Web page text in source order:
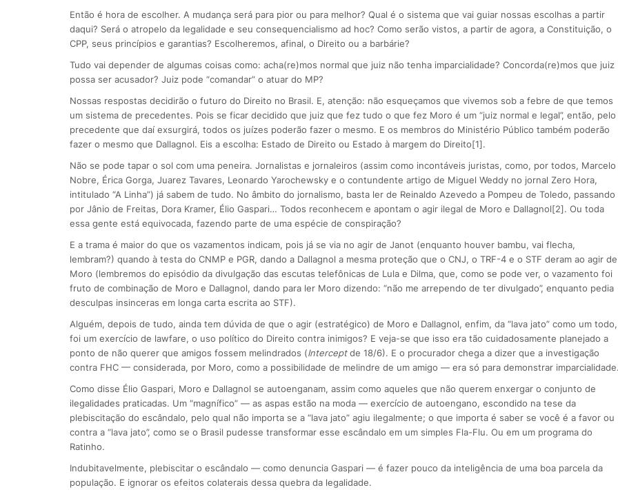
Então é hora de escolher. A mudança será para pior ou para melhor? Qual é o sistema que vai guiar nossas escolhas a partir
daqui? Será o atropelo da legalidade e seu consequencialismo ad hoc? Como serão vistos, a partir de agora, a Constituição, o
CPP, seus princípios e garantias? Escolheremos, afinal, o Direito ou a barbárie?
Tudo vai depender de algumas coisas como: acha(re)mos normal que juiz não tenha imparcialidade? Concorda(re)mos que juiz
possa ser acusador? Juiz pode “comandar” o atuar do MP?
Nossas respostas decidirão o futuro do Direito no Brasil. E, atenção: não esqueçamos que vivemos sob a febre de que temos
um sistema de precedentes. Pois se ficar decidido que juiz que fez tudo o que fez Moro é um “juiz normal e legal”, então, pelo
precedente que daí exsurgirá, todos os juízes poderão fazer o mesmo. E os membros do Ministério Público também poderão
fazer o mesmo que Dallagnol. Eis a escolha: Estado de Direito ou Estado à margem do Direito[1].
Não se pode tapar o sol com uma peneira. Jornalistas e jornaleiros (assim como incontáveis juristas, como, por todos, Marcelo
Nobre, Érica Gorga, Juarez Tavares, Leonardo Yarochewsky e o contundente artigo de Miguel Weddy no jornal Zero Hora,
intitulado “A Linha”) já sabem de tudo. No âmbito do jornalismo, basta ler de Reinaldo Azevedo a Pompeu de Toledo, passando
por Jânio de Freitas, Dora Kramer, Élio Gaspari… Todos reconhecem e apontam o agir ilegal de Moro e Dallagnol[2]. Ou toda
essa gente está equivocada, fazendo parte de uma espécie de conspiração?
E a trama é maior do que os vazamentos indicam, pois já se via no agir de Janot (enquanto houver bambu, vai flecha,
lembram?) quando à testa do CNMP e PGR, dando a Dallagnol a mesma proteção que o CNJ, o TRF-4 e o STF deram ao agir de
Moro (lembremos do episódio da divulgação das escutas telefônicas de Lula e Dilma, que, como se pode ver, o vazamento foi
fruto de combinação de Moro e Dallagnol, dando para ler Moro dizendo: “não me arrependo de ter divulgado”, enquanto pedia
desculpas insinceras em longa carta escrita ao STF).
Alguém, depois de tudo, ainda tem dúvida de que o agir (estratégico) de Moro e Dallagnol, enfim, da “lava jato” como um todo,
foi um exercício de lawfare, o uso político do Direito contra inimigos? E veja-se que isso era tão cuidadosamente planejado a
ponto de não querer que amigos fossem melindrados (Interceptde 18/6). E o procurador chega a dizer que a investigação
contra FHC — considerada, por Moro, como a possibilidade de melindre de um amigo — era só para demonstrar imparcialidade.
Como disse Élio Gaspari, Moro e Dallagnol se autoenganam, assim como aqueles que não querem enxergar o conjunto de
ilegalidades praticadas. Um “magnífico” — as aspas estão na moda — exercício de autoengano, escondido na tese da
plebiscitação do escândalo, pelo qual não importa se a “lava jato” agiu ilegalmente; o que importa é saber se você é a favor ou
contra a “lava jato”, como se o Brasil pudesse transformar esse escândalo em um simples Fla-Flu. Ou em um programa do
Ratinho.
Indubitavelmente, plebiscitar o escândalo — como denuncia Gaspari — é fazer pouco da inteligência de uma boa parcela da
população. E ignorar os efeitos colaterais dessa quebra da legalidade.